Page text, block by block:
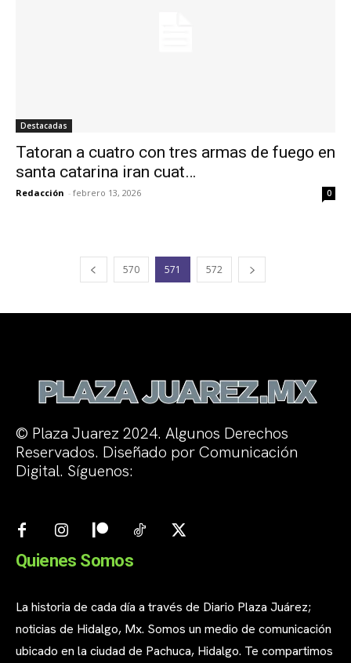
Destacadas
Tatoran a cuatro con tres armas de fuego en
santa catarina iran cuat…
Redacción - febrero 13, 2026 0
570 571 572
© Plaza Juarez 2024. Algunos Derechos
Reservados. Diseñado por Comunicación
Digital. Síguenos:
Quienes Somos
La historia de cada día a través de Diario Plaza Juárez;
noticias de Hidalgo, Mx. Somos un medio de comunicación
ubicado en la ciudad de Pachuca, Hidalgo. Te compartimos